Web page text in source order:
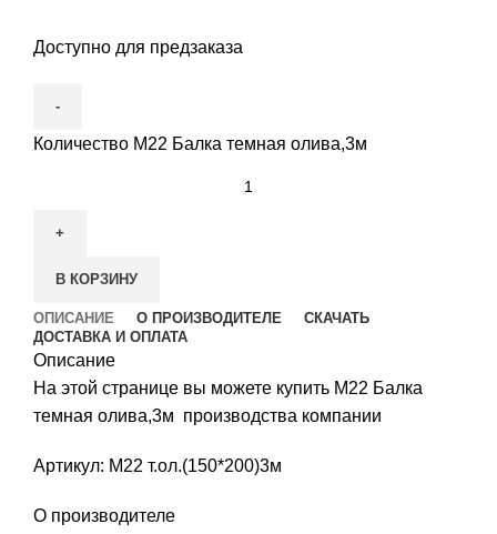
Доступно для предзаказа
Количество М22 Балка темная олива,3м
В КОРЗИНУ
ОПИСАНИЕ О ПРОИЗВОДИТЕЛЕ
СКАЧАТЬ
ДОСТАВКА И ОПЛАТА
Описание
На этой странице вы можете купить М22 Балка
темная олива,3м производства компании
Артикул: М22 т.ол.(150*200)3м
О производителе